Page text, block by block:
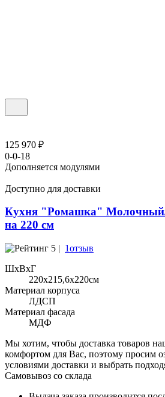
125 970 ₽
0-0-18
Дополняется модулями
Доступно для доставки
Кухня "Ромашка"
на 220 см
5 | 1отзыв
ШхВхГ
220x215,6х220см
Материал корпуса
ЛДСП
Материал фасада
МДФ
Мы хотим, чтобы доставка товаров
комфортом для Вас, поэтому просим
условиями доставки и выбрать
Самовывоз со склада